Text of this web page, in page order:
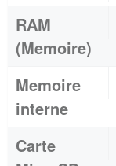
RAM
(Memoire)
Memoire
interne
Carte